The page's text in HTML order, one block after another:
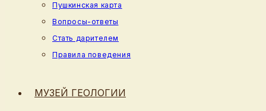
Пушкинская карта
Вопросы-ответы
Стать дарителем
Правила поведения
МУЗЕЙ ГЕОЛОГИИ